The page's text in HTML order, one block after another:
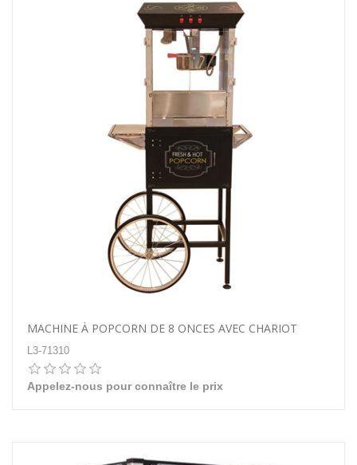
MACHINE À POPCORN DE 8 ONCES AVEC CHARIOT
L3-71310
Appelez-nous pour connaître le prix